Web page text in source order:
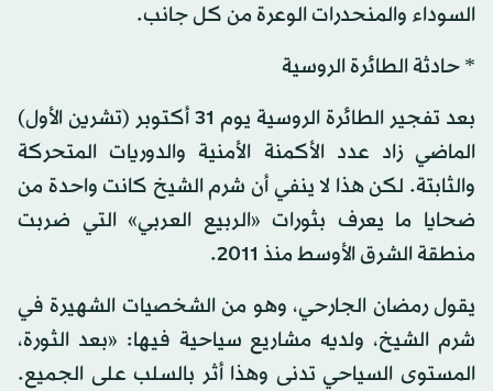
السوداء والمنحدرات الوعرة من كل جانب.
* حادثة الطائرة الروسية
بعد تفجير الطائرة الروسية يوم 31 أكتوبر (تشرين الأول)
الماضي زاد عدد الأكمنة الأمنية والدوريات المتحركة
والثابتة. لكن هذا لا ينفي أن شرم الشيخ كانت واحدة من
ضحايا ما يعرف بثورات «الربيع العربي» التي ضربت
منطقة الشرق الأوسط منذ 2011.
يقول رمضان الجارحي، وهو من الشخصيات الشهيرة في
شرم الشيخ، ولديه مشاريع سياحية فيها: «بعد الثورة،
المستوى السياحي تدنى وهذا أثر بالسلب على الجميع.